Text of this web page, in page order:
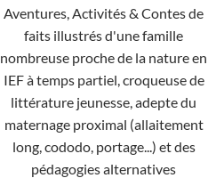
Aventures, Activités & Contes de
faits illustrés d'une famille
nombreuse proche de la nature en
IEF à temps partiel, croqueuse de
littérature jeunesse, adepte du
maternage proximal (allaitement
long, cododo, portage...) et des
pédagogies alternatives